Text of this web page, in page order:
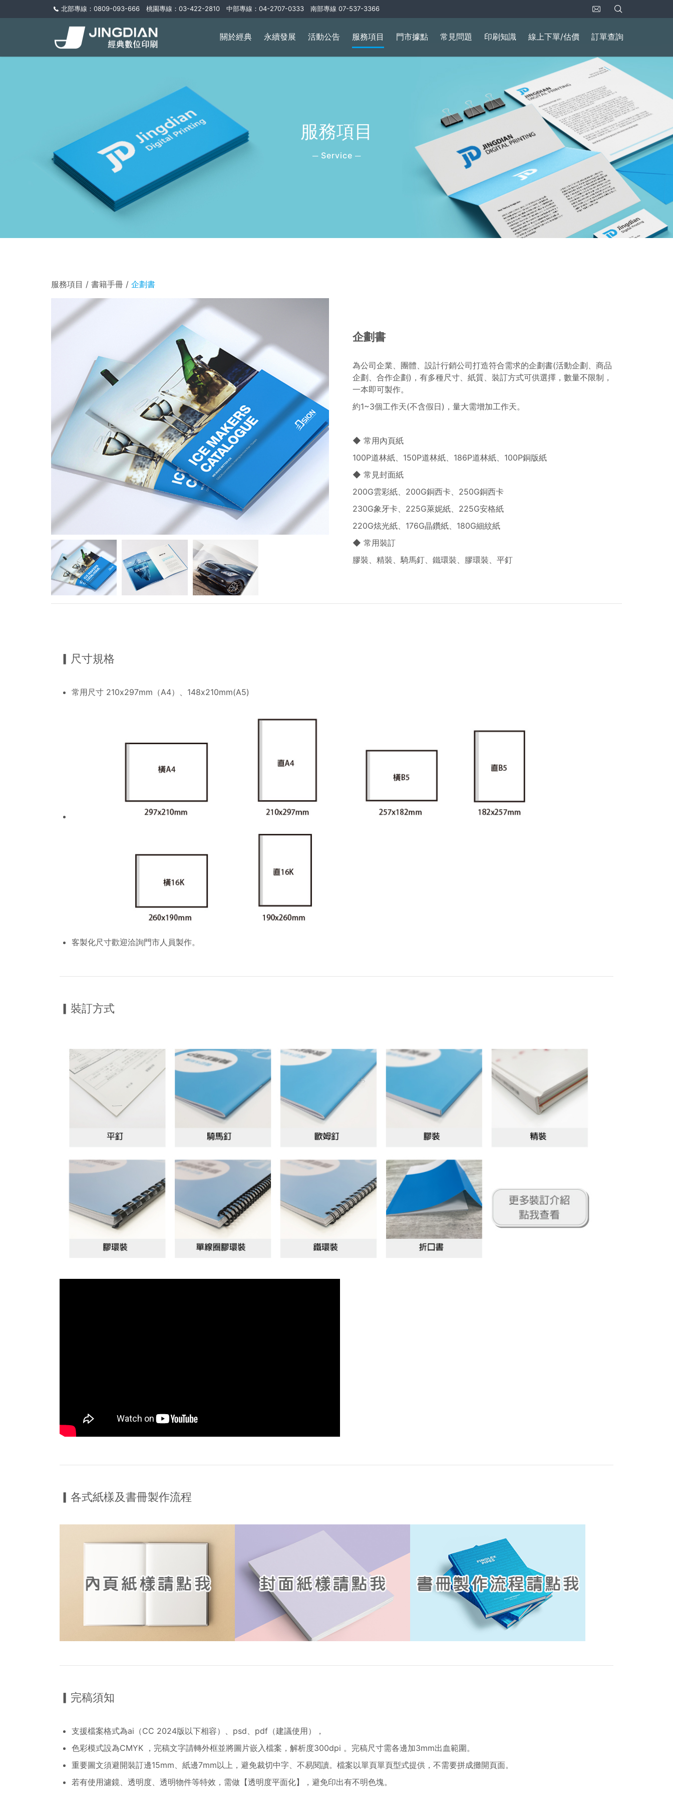
北部專線：0809-093-666 桃園專線：03-422-2810 中部專線：04-2707-0333 南部專線 07-537-3366
關於經典 永續發展 活動公告 服務項目 門市據點 常見問題 印刷知識 線上下單/估價 訂單查詢
服務項目
─ Service ─
服務項目 / 書籍手冊 / 企劃書
企劃書
為公司企業、團體、設計行銷公司打造符合需求的企劃書(活動企劃、商品
企劃、合作企劃)，有多種尺寸、紙質、裝訂方式可供選擇，數量不限制，
一本即可製作。
約1~3個工作天(不含假日)，量大需增加工作天。
◆ 常用內頁紙
100P道林紙、150P道林紙、186P道林紙、100P銅版紙
◆ 常見封面紙
200G雲彩紙、200G銅西卡、250G銅西卡
230G象牙卡、225G萊妮紙、225G安格紙
220G炫光紙、176G晶鑽紙、180G細紋紙
◆ 常用裝訂
膠裝、精裝、騎馬釘、鐵環裝、膠環裝、平釘
▎尺寸規格
常用尺寸 210x297mm（A4）、148x210mm(A5)
客製化尺寸歡迎洽詢門市人員製作。
▎裝訂方式
▎各式紙樣及書冊製作流程
▎完稿須知
支援檔案格式為ai（CC 2024版以下相容）、psd、pdf（建議使用），
色彩模式設為CMYK ，完稿文字請轉外框並將圖片嵌入檔案，解析度300dpi 。完稿尺寸需各邊加3mm出血範圍。
重要圖文須避開裝訂邊15mm、紙邊7mm以上，避免裁切中字、不易閱讀。檔案以單頁單頁型式提供，不需要拼成攤開頁面。
若有使用濾鏡、透明度、透明物件等特效，需做【透明度平面化】，避免印出有不明色塊。